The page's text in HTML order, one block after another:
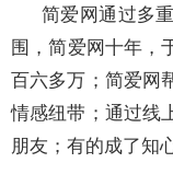
简爱网通过多
围，简爱网十年，
百六多万；简爱网
情感纽带；通过线
朋友；有的成了知